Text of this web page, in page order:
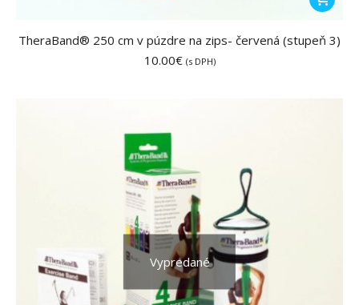
TheraBand® 250 cm v púzdre na zips- červená (stupeň 3)
10.00€ (s DPH)
Vypredané